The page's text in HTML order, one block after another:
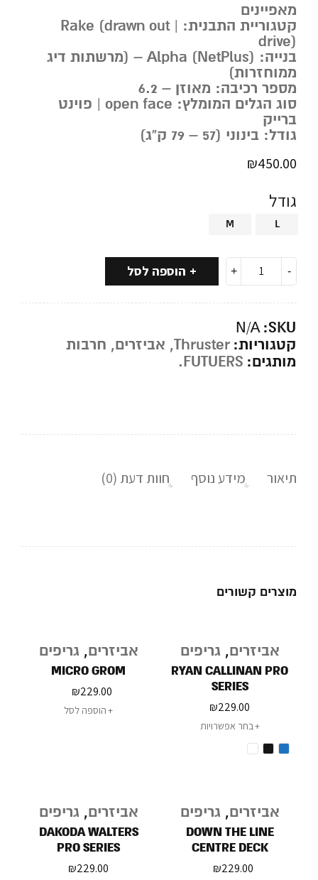
מאפיינים
קטגוריית התבנית: Rake (drawn out |
drive)
בנייה: Alpha (NetPlus) – (מרשתות דיג
ממוחזרות)
מספר רכיבה: מאוזן – 6.2
סוג הגלים המומלץ: open face | פוינט
ברייק
גודל: בינוני (57 – 79 ק”ג)
₪450.00
גודל
L
M
הוספה לסל
SKU:
N/A
קטגוריות: Thruster
, אביזרים, חרבות
מותגים: FUTUERS.
תיאור מידע נוסף חוות דעת (0)
מוצרים קשורים
אביזרים, גריפים
RYAN CALLINAN PRO
SERIES
₪229.00
בחר אפשרויות
אביזרים, גריפים
MICRO GROM
₪229.00
הוספה לסל
אביזרים, גריפים
DOWN THE LINE
CENTRE DECK
₪229.00
אביזרים, גריפים
DAKODA WALTERS
PRO SERIES
₪229.00